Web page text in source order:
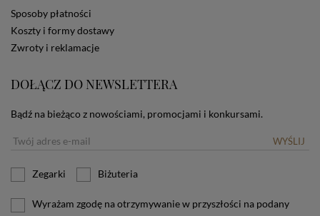
Sposoby płatności
Koszty i formy dostawy
Zwroty i reklamacje
DOŁĄCZ DO NEWSLETTERA
Bądź na bieżąco z nowościami, promocjami i konkursami.
WYŚLIJ
Zegarki Biżuteria
Wyrażam zgodę na otrzymywanie w przyszłości na podany